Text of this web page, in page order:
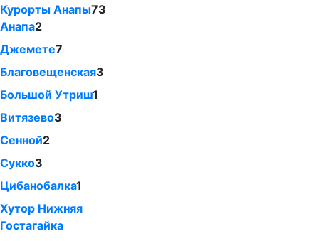
Курорты Анапы73
Анапа2
Джемете7
Благовещенская3
Большой Утриш1
Витязево3
Сенной2
Сукко3
Цибанобалка1
Хутор Нижняя
Гостагайка